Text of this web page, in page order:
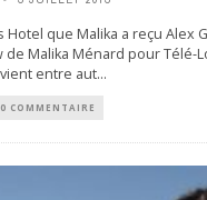
Hotel que Malika a reçu Alex
Malika Ménard pour Télé-
entre aut...
0 COMMENTAIRE